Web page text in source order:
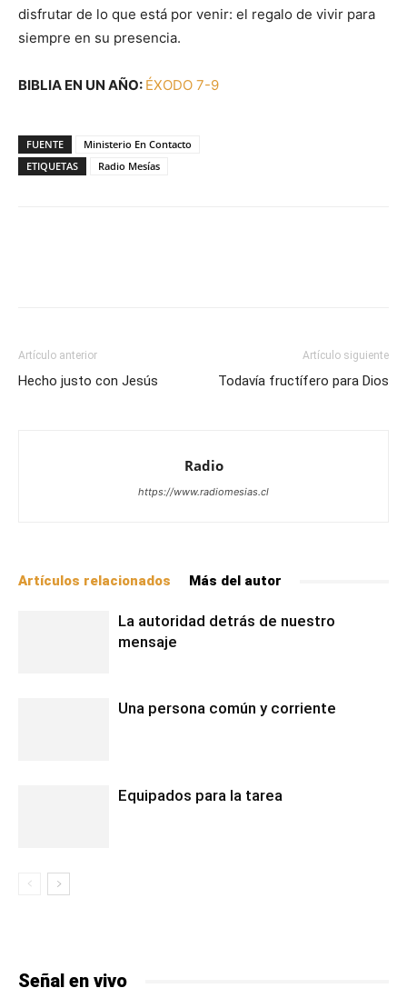
disfrutar de lo que está por venir: el regalo de vivir para
siempre en su presencia.
BIBLIA EN UN AÑO: ÉXODO 7-9
FUENTE
Ministerio En Contacto
ETIQUETAS
Radio Mesías
Artículo anterior
Hecho justo con Jesús
Artículo siguiente
Todavía fructífero para Dios
Radio
https://www.radiomesias.cl
Artículos relacionados Más del autor
La autoridad detrás de nuestro
mensaje
Una persona común y corriente
Equipados para la tarea
Señal en vivo